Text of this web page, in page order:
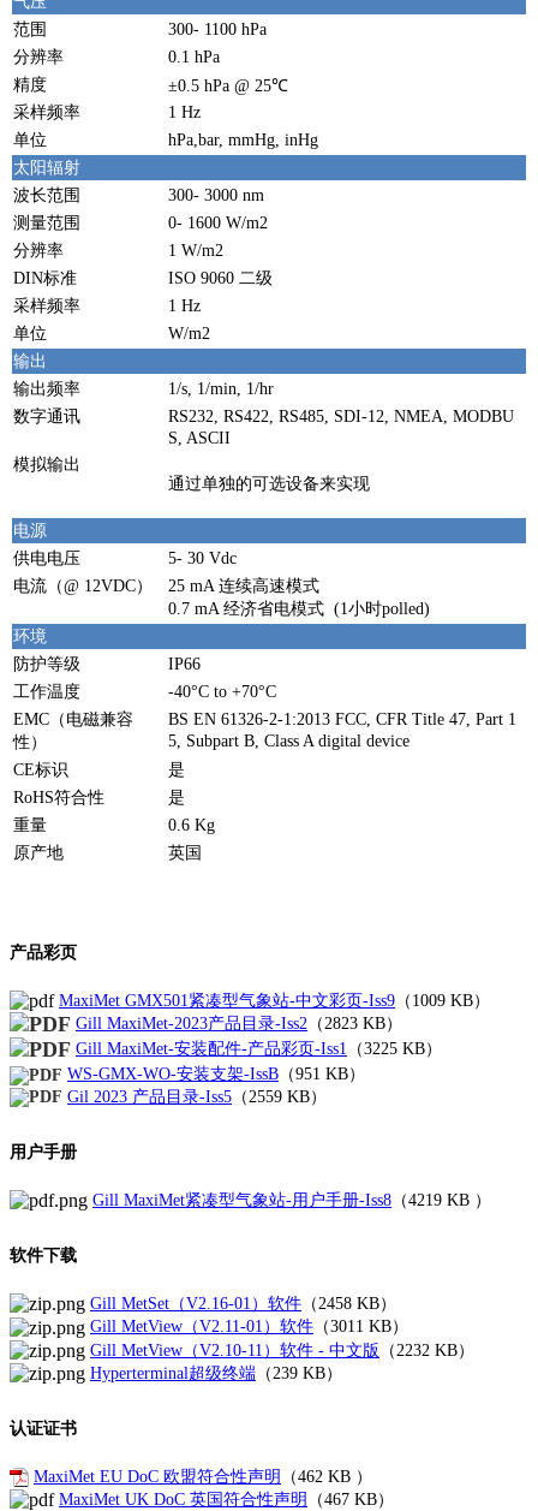
范围
300- 1100 hPa
分辨率
0.1 hPa
精度
±0.5 hPa @ 25℃
采样频率
1 Hz
单位
hPa,bar, mmHg, inHg
太阳辐射
波长范围
300- 3000 nm
测量范围
0- 1600 W/m2
分辨率
1 W/m2
DIN标准
ISO 9060 二级
采样频率
1 Hz
单位
W/m2
输出
输出频率
1/s, 1/min, 1/hr
数字通讯
RS232, RS422, RS485, SDI-12, NMEA, MODBU
S, ASCII
模拟输出
通过单独的可选设备来实现
电源
供电电压
5- 30 Vdc
电流（@ 12VDC）
25 mA 连续高速模式
0.7 mA 经济省电模式 (1小时polled)
环境
防护等级
IP66
工作温度
-40°C to +70°C
EMC（电磁兼容
性）
BS EN 61326-2-1:2013 FCC, CFR Title 47, Part 1
5, Subpart B, Class A digital device
CE标识
是
RoHS符合性
是
重量
0.6 Kg
原产地
英国
产品彩页
MaxiMet GMX501紧凑型气象站-中文彩页-Iss9 （ 1009 KB）
Gill MaxiMet-2023产品目录-Iss2 （2823 KB）
Gill MaxiMet-安装配件-产品彩页-Iss1 （3225 KB）
WS-GMX-WO-安装支架-IssB （951 KB）
Gil 2023 产品目录-Iss5 （2559 KB）
用户手册
Gill MaxiMet紧凑型气象站-用户手册-Iss8 （4219 KB ）
软件下载
Gill MetSet（V2.16-01）软件 （ 2458 KB）
Gill MetView（V2.11-01）软件 （3011 KB）
Gill MetView（V2.10-11）软件 - 中文版 （2232 KB）
Hyperterminal超级终端 （239 KB）
认证证书
MaxiMet EU DoC 欧盟符合性声明 （462 KB ）
MaxiMet UK DoC 英国符合性声明
（467 KB）